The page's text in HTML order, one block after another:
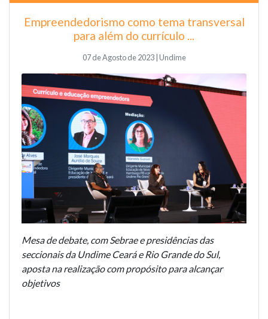
Empreendedorismo como tema transversal
para além do currículo ...
07 de Agosto de 2023 | Undime
Mesa de debate, com Sebrae e presidências das
seccionais da Undime Ceará e Rio Grande do Sul,
aposta na realização com propósito para alcançar
objetivos